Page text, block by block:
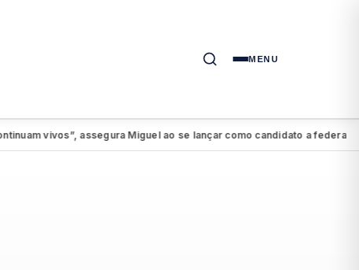
MENU
vivos”, assegura Miguel ao se lançar como candidato a federal●